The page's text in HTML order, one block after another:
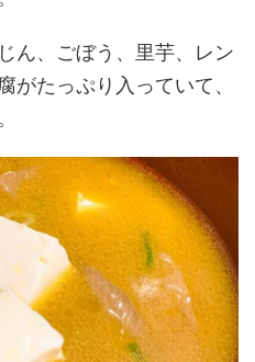
ん、ごぼう、里芋、レン
がたっぷり入っていて、